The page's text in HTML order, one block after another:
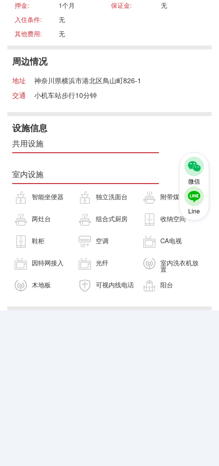
微信
Line
押金:
1个月 保证金:
无
入住条件:
无
其他费用:
无
周边情况
地址
神奈川県横浜市港北区鳥山町826-1
交通
小机车站步行10分钟
设施信息
共用设施
室内设施
智能坐便器 独立洗面台 附带煤气灶
两灶台 组合式厨房 收纳空间
鞋柜 空调 CA电视
因特网接入 光纤 室内洗衣机放
置
木地板
可视内线电话 阳台